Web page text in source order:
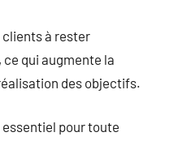
clients à rester
qui augmente la
des objectifs.
pour toute